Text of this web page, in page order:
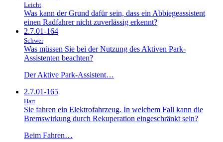
Leicht
Was kann der Grund dafür sein, dass ein Abbiegeassistent
einen Radfahrer nicht zuverlässig erkennt?
2.7.01-164
Schwer
Was müssen Sie bei der Nutzung des Aktiven Park-
Assistenten beachten?
Der Aktive Park-Assistent…
2.7.01-165
Hart
Sie fahren ein Elektrofahrzeug. In welchem Fall kann die
Bremswirkung durch Rekuperation eingeschränkt sein?
Beim Fahren…